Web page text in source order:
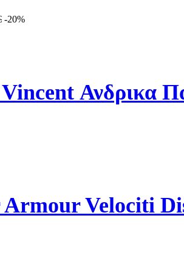
-20%
Vincent Ανδρικα